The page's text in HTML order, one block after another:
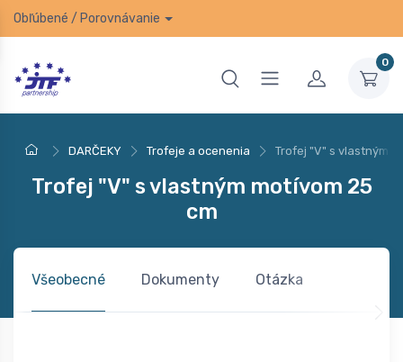
Obľúbené / Porovnávanie
0
DARČEKY Trofeje a ocenenia Trofej "V" s vlastným
Trofej "V" s vlastným motívom 25
cm
Všeobecné Dokumenty Otázka